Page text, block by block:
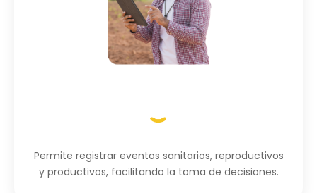
Permite registrar eventos sanitarios, reproductivos
y productivos, facilitando la toma de decisiones.